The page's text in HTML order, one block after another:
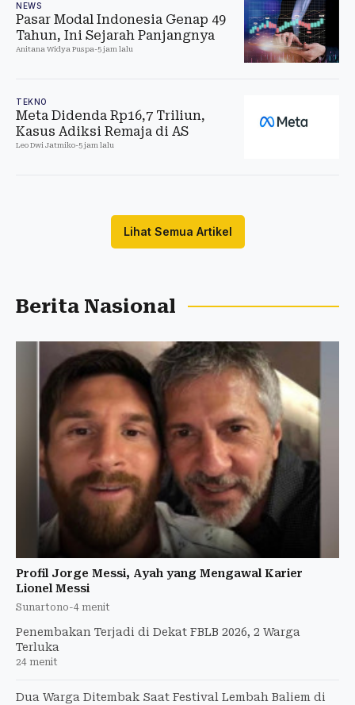
NEWS
Pasar Modal Indonesia Genap 49
Tahun, Ini Sejarah Panjangnya
Anitana Widya Puspa-5 jam lalu
TEKNO
Meta Didenda Rp16,7 Triliun,
Kasus Adiksi Remaja di AS
Leo Dwi Jatmiko-5 jam lalu
Lihat Semua Artikel
Berita Nasional
Profil Jorge Messi, Ayah yang Mengawal Karier
Lionel Messi
Sunartono-4 menit
Penembakan Terjadi di Dekat FBLB 2026, 2 Warga
Terluka
24 menit
Dua Warga Ditembak Saat Festival Lembah Baliem di